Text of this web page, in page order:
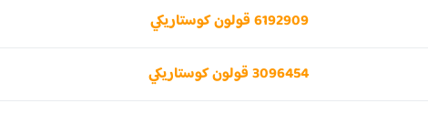
6192909 قولون كوستاريكي
3096454 قولون كوستاريكي